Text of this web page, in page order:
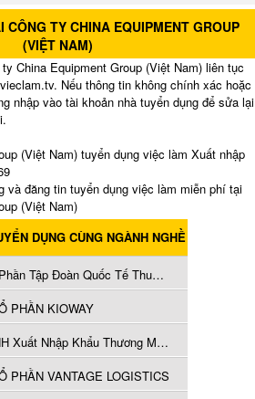
CÔNG TY CHINA EQUIPMENT GROUP
(VIỆT NAM)
China Equipment Group (Việt Nam) liên tục
Nếu thông tin không chính xác hoặc
nhập vào tài khoản nhà tuyển dụng để sửa lại
(Việt Nam) tuyển dụng việc làm Xuất nhập
và đăng tin tuyển dụng việc làm miễn phí tại
(Việt Nam)
DỤNG CÙNG NGÀNH NGHỀ
Công Ty Cổ Phần Tập Đoàn Quốc Tế Thuận Phát
PHẦN KIOWAY
Công ty TNHH Xuất Nhập Khẩu Thương Mại Nextworld
PHẦN VANTAGE LOGISTICS